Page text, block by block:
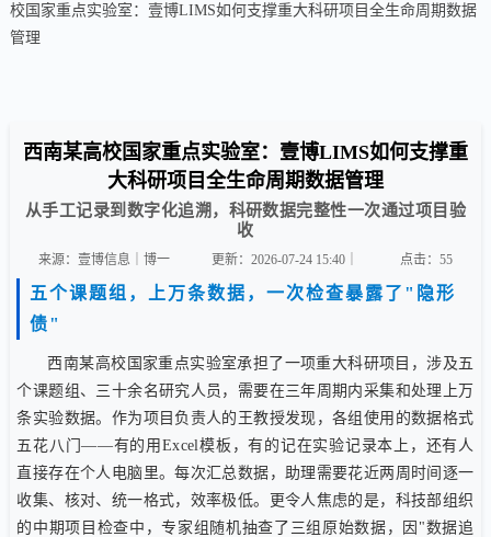
校国家重点实验室：壹博LIMS如何支撑重大科研项目全生命周期数据
管理
西南某高校国家重点实验室：壹博LIMS如何支撑重
大科研项目全生命周期数据管理
从手工记录到数字化追溯，科研数据完整性一次通过项目验
收
来源：壹博信息｜博一 更新：2026-07-24 15:40｜ 点击：55
五个课题组，上万条数据，一次检查暴露了"隐形
债"
西南某高校国家重点实验室承担了一项重大科研项目，涉及五
个课题组、三十余名研究人员，需要在三年周期内采集和处理上万
条实验数据。作为项目负责人的王教授发现，各组使用的数据格式
五花八门——有的用Excel模板，有的记在实验记录本上，还有人
直接存在个人电脑里。每次汇总数据，助理需要花近两周时间逐一
收集、核对、统一格式，效率极低。更令人焦虑的是，科技部组织
的中期项目检查中，专家组随机抽查了三组原始数据，因"数据追